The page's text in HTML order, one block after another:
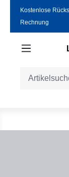
Zum Hauptinhalt
Kostenlose
Rechnung